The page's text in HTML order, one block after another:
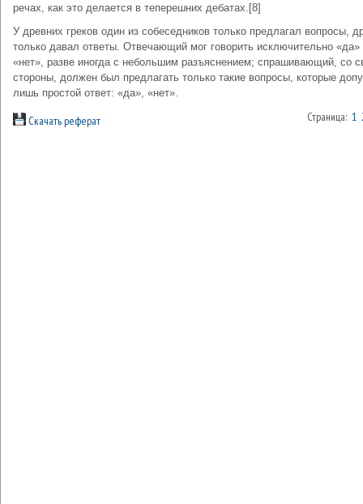
речах, как это делается в теперешних дебатах.[8]
У древних греков один из собеседников только предлагал вопросы,
только давал ответы. Отвечающий мог говорить исключительно «да»
«нет», разве иногда с небольшим разъяснением; спрашивающий, со
стороны, должен был предлагать только такие вопросы, которые
лишь простой ответ: «да», «нет».
Скачать реферат Страница: 1